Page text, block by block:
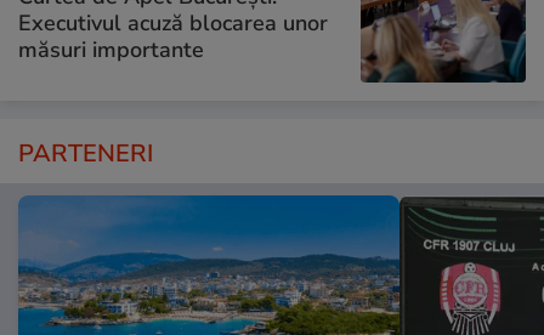
Executivul acuză blocarea unor
măsuri importante
PARTENERI